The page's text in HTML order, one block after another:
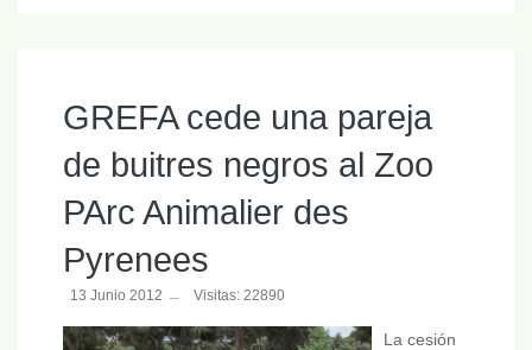
GREFA cede una pareja
de buitres negros al Zoo
PArc Animalier des
Pyrenees
13 Junio 2012 Visitas: 22890
La cesión